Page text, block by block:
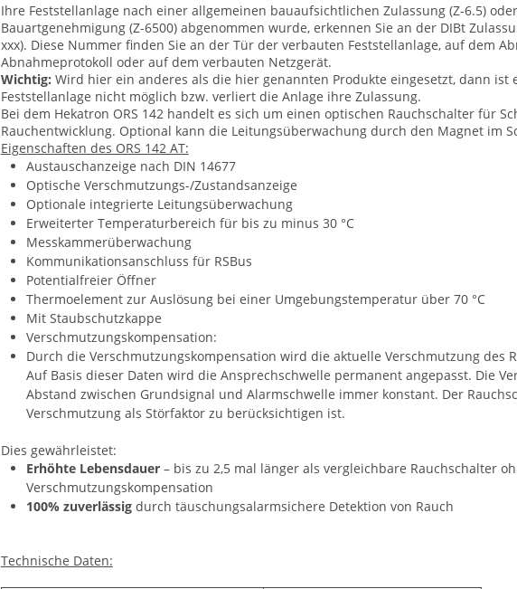
Ihre Feststellanlage nach einer allgemeinen bauaufsichtlichen Zulassung (Z-6.5)
Bauartgenehmigung (Z-6500) abgenommen wurde, erkennen Sie an der DIBt
xxx). Diese Nummer finden Sie an der Tür der verbauten Feststellanlage, auf dem
Abnahmeprotokoll oder auf dem verbauten Netzgerät.
Wichtig: Wird hier ein anderes als die hier genannten Produkte eingesetzt, dann ist
Feststellanlage nicht möglich bzw. verliert die Anlage ihre Zulassung.
Bei dem Hekatron ORS 142 handelt es sich um einen optischen Rauchschalter für
Rauchentwicklung. Optional kann die Leitungsüberwachung durch den Magnet im
Eigenschaften des ORS 142 AT:
Austauschanzeige nach DIN 14677
Optische Verschmutzungs-/Zustandsanzeige
Optionale integrierte Leitungsüberwachung
Erweiterter Temperaturbereich für bis zu minus 30 °C
Messkammerüberwachung
Kommunikationsanschluss für RSBus
Potentialfreier Öffner
Thermoelement zur Auslösung bei einer Umgebungstemperatur über 70 °C
Mit Staubschutzkappe
Verschmutzungskompensation:
Durch die Verschmutzungskompensation wird die aktuelle Verschmutzung des
Auf Basis dieser Daten wird die Ansprechschwelle permanent angepasst. Die
Abstand zwischen Grundsignal und Alarmschwelle immer konstant. Der
Verschmutzung als Störfaktor zu berücksichtigen ist.
Dies gewährleistet:
Erhöhte Lebensdauer– bis zu 2,5 mal länger als vergleichbare Rauchschalter
Verschmutzungskompensation
100% zuverlässigdurch täuschungsalarmsichere Detektion von Rauch
Technische Daten: